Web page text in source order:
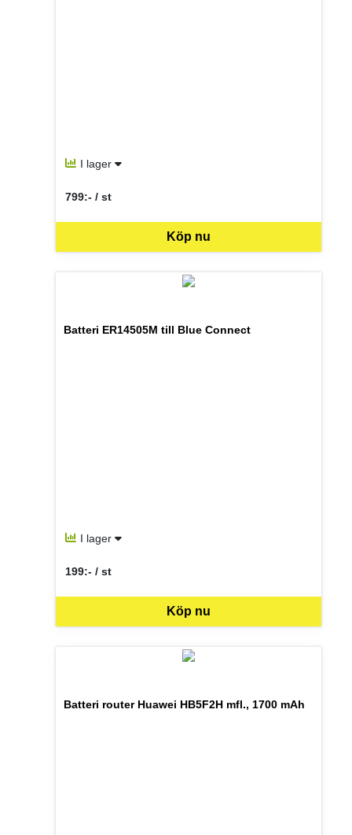
I lager
Köp nu
799:- / st
SEK per ST
Batteri ER14505M till Blue Connect
I lager
Köp nu
199:- / st
SEK per ST
Batteri router Huawei HB5F2H mfl., 1700 mAh